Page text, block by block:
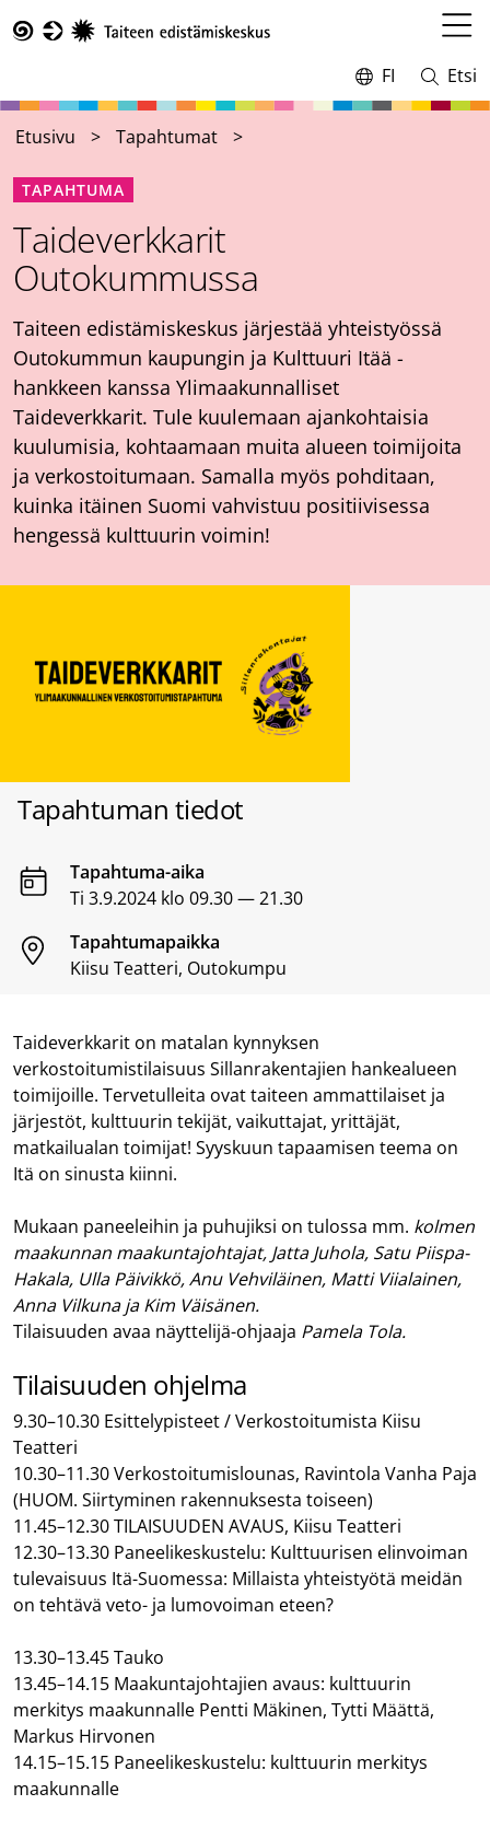
pääsisältöön
valikko
Vaihda
kieltä,
FI
Avaa
ja
Etsi
Etusivu Tapahtumat
TAPAHTUMA
Taideverkkarit
Outokummussa
Taiteen edistämiskeskus järjestää yhteistyössä
Outokummun kaupungin ja Kulttuuri Itää -
hankkeen kanssa Ylimaakunnalliset
Taideverkkarit. Tule kuulemaan ajankohtaisia
kuulumisia, kohtaamaan muita alueen toimijoita
ja verkostoitumaan. Samalla myös pohditaan,
kuinka itäinen Suomi vahvistuu positiivisessa
hengessä kulttuurin voimin!
Tapahtuman tiedot
Tapahtuma-aika
Ti 3.9.2024 klo 09.30 — 21.30
Tapahtumapaikka
Kiisu Teatteri, Outokumpu
Taideverkkarit on matalan kynnyksen
verkostoitumistilaisuus Sillanrakentajien hankealueen
toimijoille. Tervetulleita ovat taiteen ammattilaiset ja
järjestöt, kulttuurin tekijät, vaikuttajat, yrittäjät,
matkailualan toimijat! Syyskuun tapaamisen teema on
Itä on sinusta kiinni.
Mukaan paneeleihin ja puhujiksi on tulossa mm. kolmen
maakunnan maakuntajohtajat, Jatta Juhola, Satu Piispa-
Hakala, Ulla Päivikkö, Anu Vehviläinen, Matti Viialainen,
Anna Vilkuna ja Kim Väisänen.
Tilaisuuden avaa näyttelijä-ohjaaja Pamela Tola.
Tilaisuuden ohjelma
9.30–10.30 Esittelypisteet / Verkostoitumista Kiisu
Teatteri
10.30–11.30 Verkostoitumislounas, Ravintola Vanha Paja
(HUOM. Siirtyminen rakennuksesta toiseen)
11.45–12.30 TILAISUUDEN AVAUS, Kiisu Teatteri
12.30–13.30 Paneelikeskustelu: Kulttuurisen elinvoiman
tulevaisuus Itä-Suomessa: Millaista yhteistyötä meidän
on tehtävä veto- ja lumovoiman eteen?
13.30–13.45 Tauko
13.45–14.15 Maakuntajohtajien avaus: kulttuurin
merkitys maakunnalle Pentti Mäkinen, Tytti Määttä,
Markus Hirvonen
14.15–15.15 Paneelikeskustelu: kulttuurin merkitys
maakunnalle